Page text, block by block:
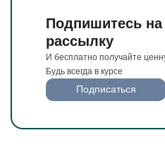
Подпишитесь
рассылку
И бесплатно получайте
Будь всегда в курсе
Подписаться